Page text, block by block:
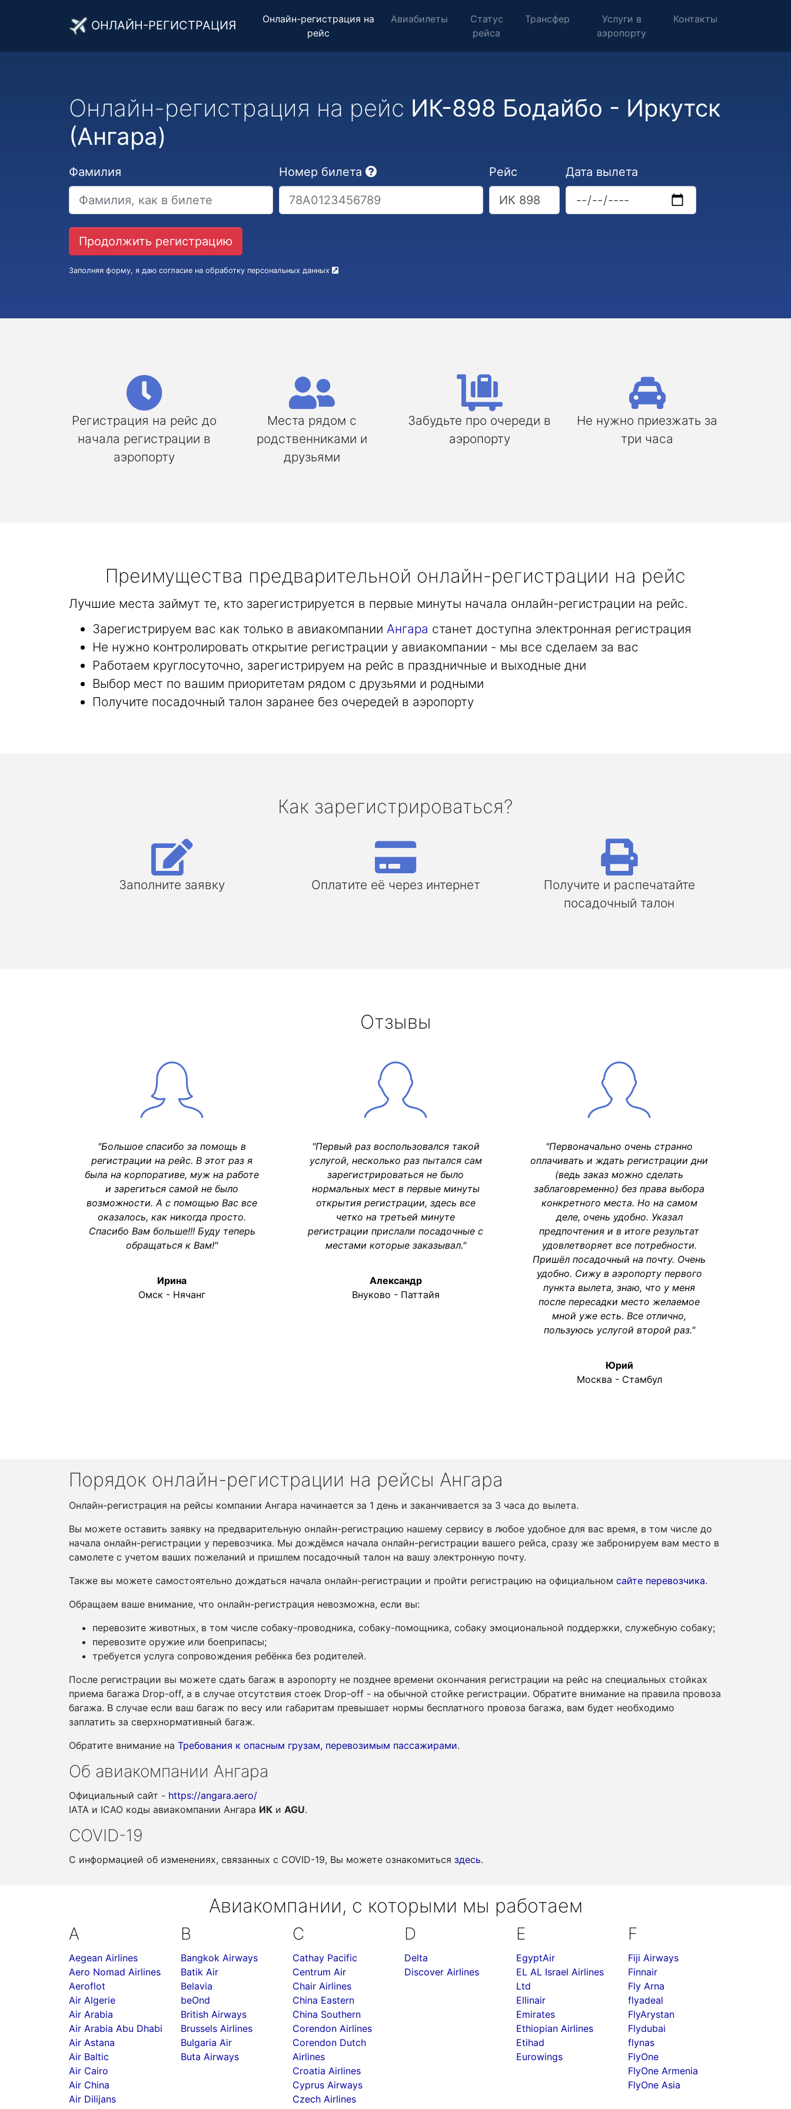
ОНЛАЙН-РЕГИСТРАЦИЯ
Онлайн-регистрация на
рейс
Авиабилеты
Статус
рейса
Трансфер
Услуги в
аэропорту
Контакты
Онлайн-регистрация на рейс ИК-898 Бодайбо - Иркутск
(Ангара)
Фамилия Номер билета Рейс Дата вылета
Заполняя форму, я даю согласие на обработку персональных данных
Регистрация на рейс до
начала регистрации в
аэропорту
Места рядом с
родственниками и
друзьями
Забудьте про очереди в
аэропорту
Не нужно приезжать за
три часа
Преимущества предварительной онлайн-регистрации на рейс
Лучшие места займут те, кто зарегистрируется в первые минуты начала онлайн-регистрации на рейс.
Зарегистрируем вас как только в авиакомпании Ангара станет доступна электронная регистрация
Не нужно контролировать открытие регистрации у авиакомпании - мы все сделаем за вас
Работаем круглосуточно, зарегистрируем на рейс в праздничные и выходные дни
Выбор мест по вашим приоритетам рядом с друзьями и родными
Получите посадочный талон заранее без очередей в аэропорту
Как зарегистрироваться?
Заполните заявку Оплатите её через интернет
Получите и распечатайте
посадочный талон
Отзывы
"Большое спасибо за помощь в
регистрации на рейс. В этот раз я
была на корпоративе, муж на работе
и зарегиться самой не было
возможности. А с помощью Вас все
оказалось, как никогда просто.
Спасибо Вам больше!!! Буду теперь
обращаться к Вам!"
Ирина
Омск - Нячанг
"Первый раз воспользовался такой
услугой, несколько раз пытался сам
зарегистрироваться не было
нормальных мест в первые минуты
открытия регистрации, здесь все
четко на третьей минуте
регистрации прислали посадочные с
местами которые заказывал."
Александр
Внуково - Паттайя
"Первоначально очень странно
оплачивать и ждать регистрации дни
(ведь заказ можно сделать
заблаговременно) без права выбора
конкретного места. Но на самом
деле, очень удобно. Указал
предпочтения и в итоге результат
удовлетворяет все потребности.
Пришёл посадочный на почту. Очень
удобно. Сижу в аэропорту первого
пункта вылета, знаю, что у меня
после пересадки место желаемое
мной уже есть. Все отлично,
пользуюсь услугой второй раз."
Юрий
Москва - Стамбул
Порядок онлайн-регистрации на рейсы Ангара
Онлайн-регистрация на рейсы компании Ангара начинается за 1 день и заканчивается за 3 часа до вылета.
Вы можете оставить заявку на предварительную онлайн-регистрацию нашему сервису в любое удобное для вас время, в том числе до
начала онлайн-регистрации у перевозчика. Мы дождёмся начала онлайн-регистрации вашего рейса, сразу же забронируем вам место в
самолете с учетом ваших пожеланий и пришлем посадочный талон на вашу электронную почту.
Также вы можете самостоятельно дождаться начала онлайн-регистрации и пройти регистрацию на официальном сайте перевозчика.
Обращаем ваше внимание, что онлайн-регистрация невозможна, если вы:
перевозите животных, в том числе собаку-проводника, собаку-помощника, собаку эмоциональной поддержки, служебную собаку;
перевозите оружие или боеприпасы;
требуется услуга сопровождения ребёнка без родителей.
После регистрации вы можете сдать багаж в аэропорту не позднее времени окончания регистрации на рейс на специальных стойках
приема багажа Drop-off, а в случае отсутствия стоек Drop-off - на обычной стойке регистрации. Обратите внимание на правила провоза
багажа. В случае если ваш багаж по весу или габаритам превышает нормы бесплатного провоза багажа, вам будет необходимо
заплатить за сверхнормативный багаж.
Обратите внимание на Требования к опасным грузам, перевозимым пассажирами.
Об авиакомпании Ангара
Официальный сайт - https://angara.aero/
IATA и ICAO коды авиакомпании Ангара ИК и AGU.
COVID-19
С информацией об изменениях, связанных c COVID-19, Вы можете ознакомиться здесь.
Авиакомпании, с которыми мы работаем
A
Aegean Airlines
Aero Nomad Airlines
Aeroflot
Air Algerie
Air Arabia
Air Arabia Abu Dhabi
Air Astana
Air Baltic
Air Cairo
Air China
Air Dilijans
B
Bangkok Airways
Batik Air
Belavia
beOnd
British Airways
Brussels Airlines
Bulgaria Air
Buta Airways
C
Cathay Pacific
Centrum Air
Chair Airlines
China Eastern
China Southern
Corendon Airlines
Corendon Dutch
Airlines
Croatia Airlines
Cyprus Airways
Czech Airlines
D
Delta
Discover Airlines
E
EgyptAir
EL AL Israel Airlines
Ltd
Ellinair
Emirates
Ethiopian Airlines
Etihad
Eurowings
F
Fiji Airways
Finnair
Fly Arna
flyadeal
FlyArystan
Flydubai
flynas
FlyOne
FlyOne Armenia
FlyOne Asia